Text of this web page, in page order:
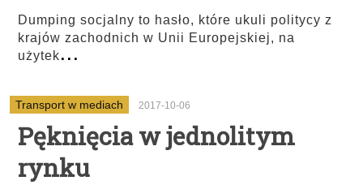
Dumping socjalny to hasło, które ukuli politycy z
krajów zachodnich w Unii Europejskiej, na
użytek...
Transport w mediach 2017-10-06
Pęknięcia w jednolitym
rynku